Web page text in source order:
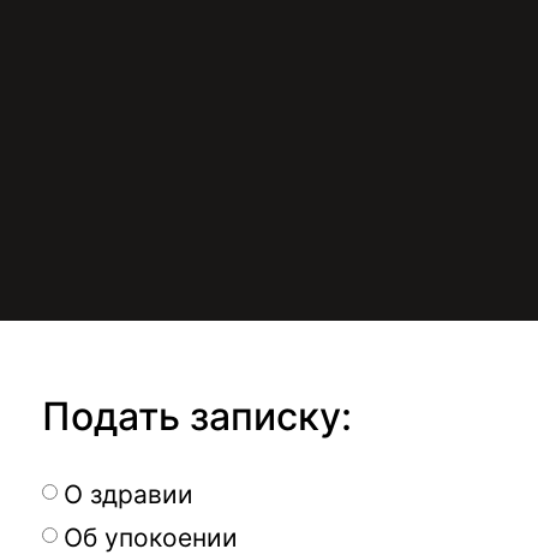
Подать записку:
О здравии
Об упокоении